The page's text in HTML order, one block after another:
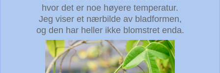
hvor det er noe høyere temperatur.
Jeg viser et nærbilde av bladformen,
og den har heller ikke blomstret enda.